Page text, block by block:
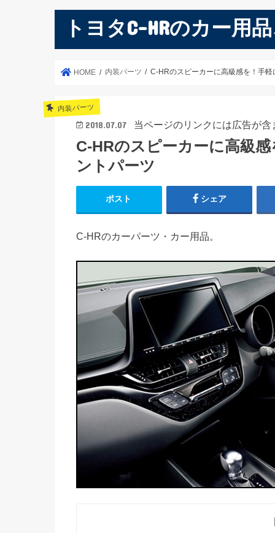
トヨタC-HRのカー用
HOME 内装パーツ C-HRのスピーカーに高級感を！手
内装パーツ
2018.07.07 当ページのリンクには広告が含
C-HRのスピーカーに高級
ントパーツ
ポスト シェア
C-HRのカーパーツ・カー用品。